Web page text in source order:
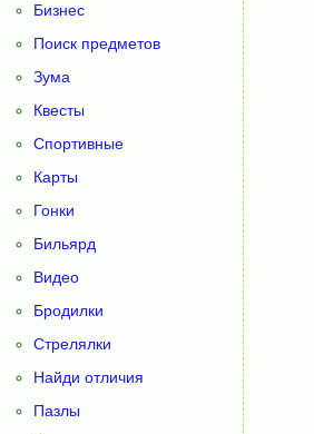
Бизнес
Поиск предметов
Зума
Квесты
Спортивные
Карты
Гонки
Бильярд
Видео
Бродилки
Стрелялки
Найди отличия
Пазлы